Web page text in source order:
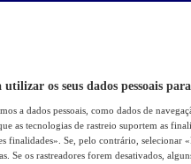
os seus dados pessoais
a dados pessoais, como dados de
as tecnologias de rastreio suportem as
finalidades». Se, pelo contrário, selecionar
Se os rastreadores forem desativados,